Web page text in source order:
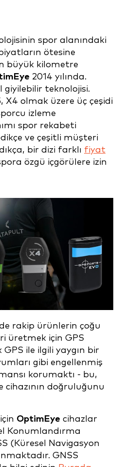
spor alanındaki
ötesine
büyük kilometre
2014 yılında.
teknolojisi.
X4 olmak üzere üç çeşidi
izleme
spor rekabeti
ve çeşitli müşteri
bir dizi farklı fiyat
özgü içgörülere izin
rakip ürünlerin çoğu
üretmek için GPS
ile ilgili yaygın bir
gibi engellenmiş
korumaktı - bu,
cihazının doğruluğunu
OptimEye cihazlar
Konumlandırma
(Küresel Navigasyon
GNSS